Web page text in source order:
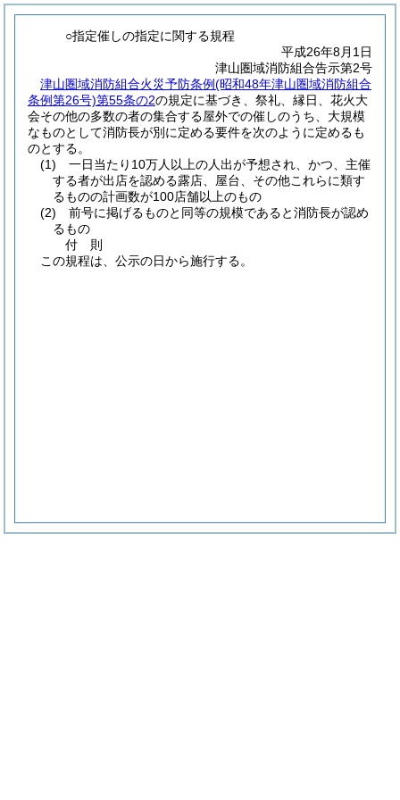
○指定催しの指定に関する規程
平成26年8月1日
津山圏域消防組合告示第2号
津山圏域消防組合火災予防条例(昭和48年津山圏域消防組合
条例第26号)第55条の2の規定に基づき、祭礼、縁日、花火大
会その他の多数の者の集合する屋外での催しのうち、大規模
なものとして消防長が別に定める要件を次のように定めるも
のとする。
(1) 一日当たり10万人以上の人出が予想され、かつ、主催
する者が出店を認める露店、屋台、その他これらに類す
るものの計画数が100店舗以上のもの
(2) 前号に掲げるものと同等の規模であると消防長が認め
るもの
付 則
この規程は、公示の日から施行する。